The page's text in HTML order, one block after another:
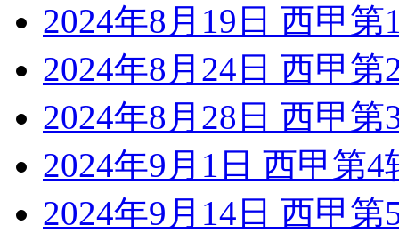
2024年8月19日 西甲
2024年8月24日 西甲
2024年8月28日 西甲
2024年9月1日 西甲第
2024年9月14日 西甲